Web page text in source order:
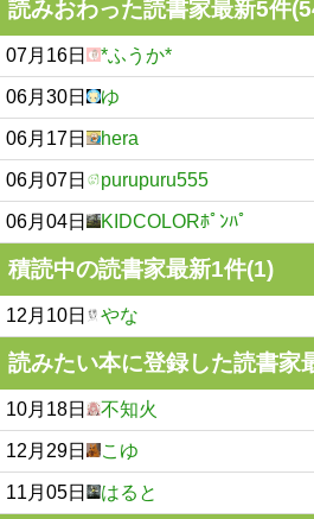
読みおわった読書家最新5件
07月16日 *ふうか*
06月30日 ゆ
06月17日 hera
06月07日 purupuru555
06月04日 KIDCOLORﾎﾟﾝﾊﾟ
積読中の読書家最新1件(1)
12月10日 やな
読みたい本に登録した読書家
10月18日 不知火
12月29日 こゆ
11月05日 はると